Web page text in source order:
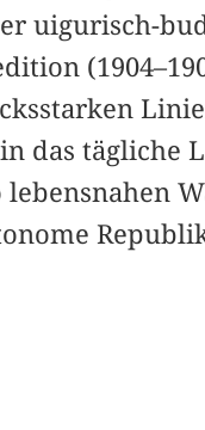
uigurisch-
das tägliche